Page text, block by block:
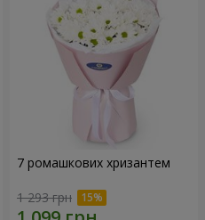
7 ромашкових хризантем
1 293 грн